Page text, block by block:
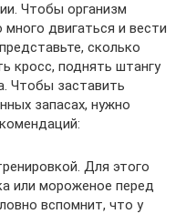
Чтобы организм
двигаться и вести
сколько
кросс, поднять штангу
Чтобы заставить
запасах, нужно
Для этого
или мороженое перед
вспомнит, что у